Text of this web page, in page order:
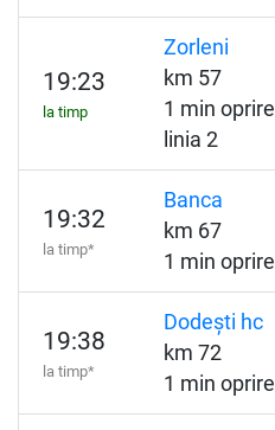
19:23
la timp
Zorleni
km 57
1 min oprire
linia 2
19:32
la timp*
Banca
km 67
1 min oprire
19:38
la timp*
Dodești hc
km 72
1 min oprire